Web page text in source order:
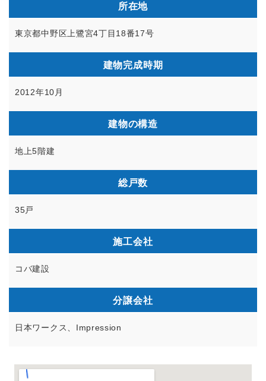
所在地
東京都中野区上鷺宮4丁目18番17号
建物完成時期
2012年10月
建物の構造
地上5階建
総戸数
35戸
施工会社
コバ建設
分譲会社
日本ワークス、Impression